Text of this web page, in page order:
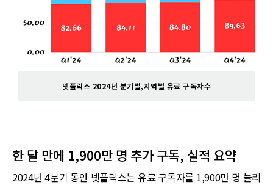
넷플릭스 2024년 분기별,지역별 유료 구독자수
한 달 만에 1,900만 명 추가 구독, 실적 요약
2024년 4분기 동안 넷플릭스는 유료 구독자를 1,900만 명 늘리